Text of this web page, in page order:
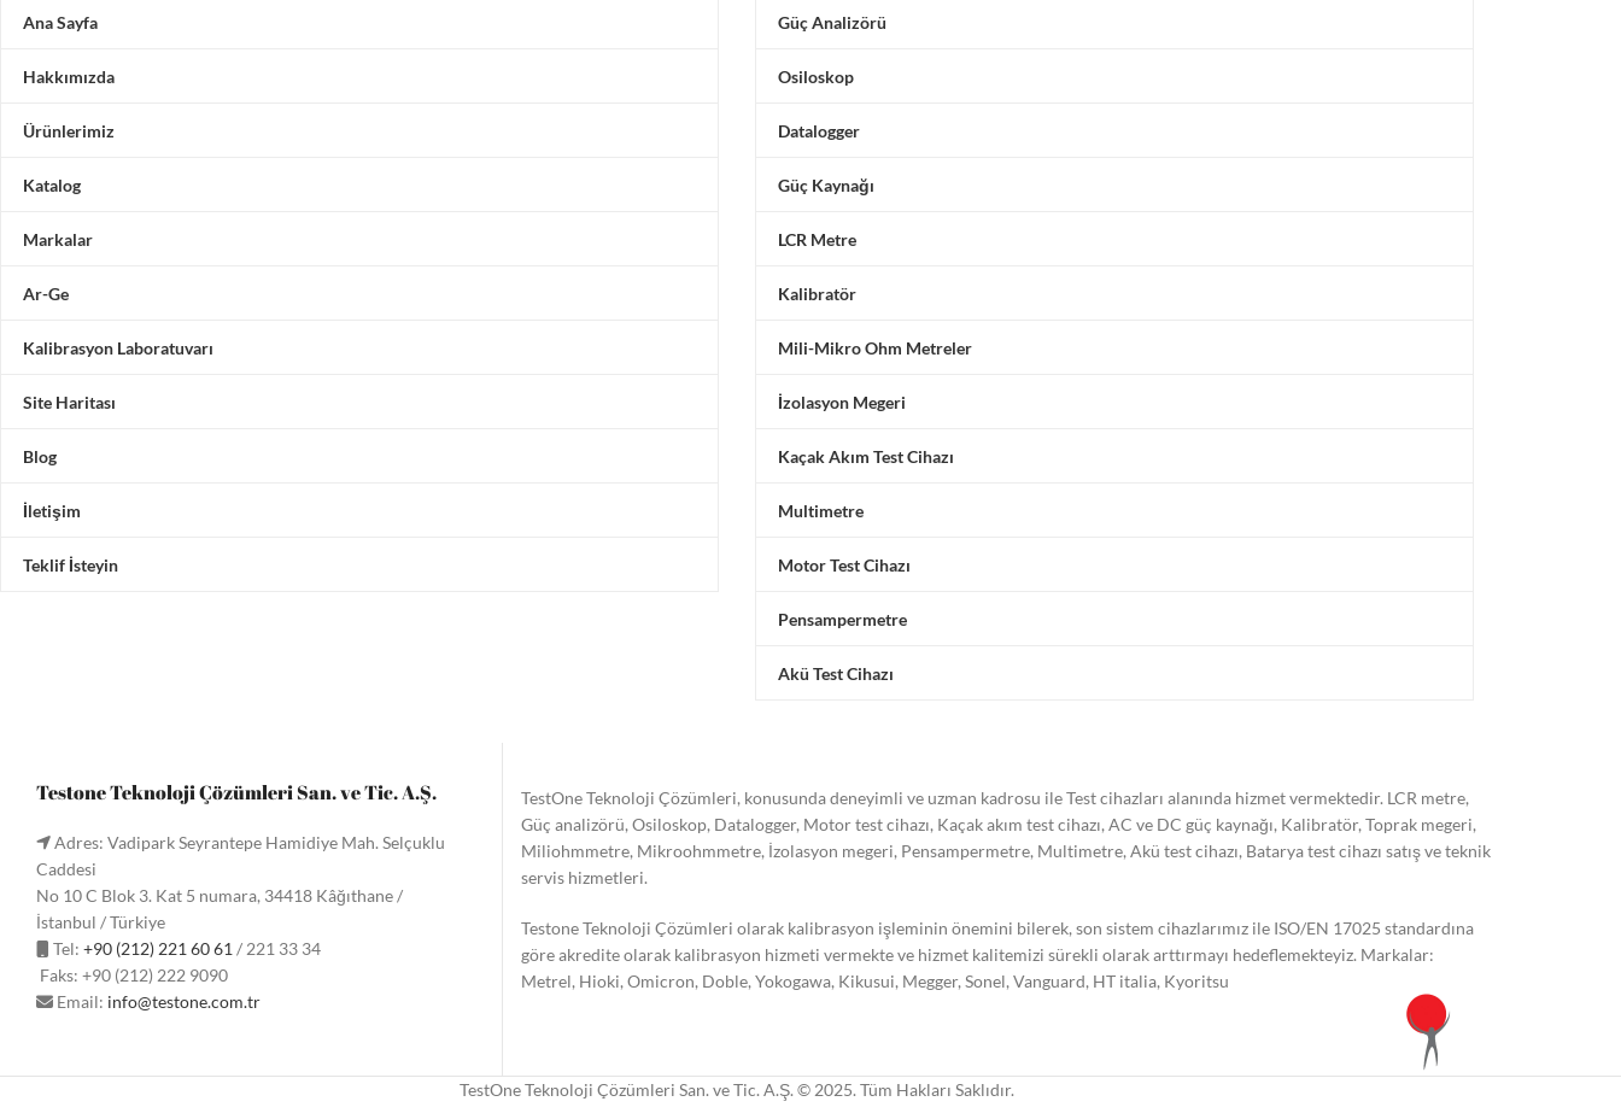
Ana Sayfa
Hakkımızda
Ürünlerimiz
Katalog
Markalar
Ar-Ge
Kalibrasyon Laboratuvarı
Site Haritası
Blog
İletişim
Teklif İsteyin
Güç Analizörü
Osiloskop
Datalogger
Güç Kaynağı
LCR Metre
Kalibratör
Mili-Mikro Ohm Metreler
İzolasyon Megeri
Kaçak Akım Test Cihazı
Multimetre
Motor Test Cihazı
Pensampermetre
Akü Test Cihazı
Testone Teknoloji Çözümleri San. ve Tic. A.Ş.
Adres: Vadipark Seyrantepe Hamidiye Mah. Selçuklu
Caddesi
No 10 C Blok 3. Kat 5 numara, 34418 Kâğıthane /
İstanbul / Türkiye
Tel: +90 (212) 221 60 61/ 221 33 34
Faks: +90 (212) 222 9090
Email: info@testone.com.tr
TestOne Teknoloji Çözümleri, konusunda deneyimli ve uzman kadrosu ile Test cihazları alanında hizmet vermektedir. LCR metre,
Güç analizörü, Osiloskop, Datalogger, Motor test cihazı, Kaçak akım test cihazı, AC ve DC güç kaynağı, Kalibratör, Toprak megeri,
Miliohmmetre, Mikroohmmetre, İzolasyon megeri, Pensampermetre, Multimetre, Akü test cihazı, Batarya test cihazı satış ve teknik
servis hizmetleri.
Testone Teknoloji Çözümleri olarak kalibrasyon işleminin önemini bilerek, son sistem cihazlarımız ile ISO/EN 17025 standardına
göre akredite olarak kalibrasyon hizmeti vermekte ve hizmet kalitemizi sürekli olarak arttırmayı hedeflemekteyiz. Markalar:
Metrel, Hioki, Omicron, Doble, Yokogawa, Kikusui, Megger, Sonel, Vanguard, HT italia, Kyoritsu
TestOne Teknoloji Çözümleri San. ve Tic. A.Ş. © 2025. Tüm Hakları Saklıdır.